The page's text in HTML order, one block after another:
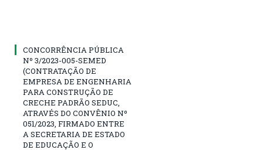
CONCORRÊNCIA PÚBLICA
Nº 3/2023-005-SEMED
(CONTRATAÇÃO DE
EMPRESA DE ENGENHARIA
PARA CONSTRUÇÃO DE
CRECHE PADRÃO SEDUC,
ATRAVÉS DO CONVÊNIO Nº
051/2023, FIRMADO ENTRE
A SECRETARIA DE ESTADO
DE EDUCAÇÃO E O